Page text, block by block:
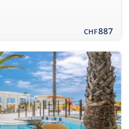
CHF887